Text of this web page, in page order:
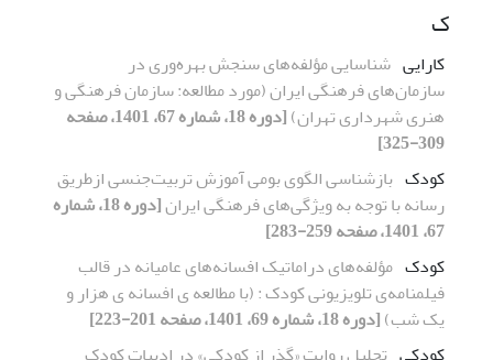
ک
کارایی شناسایی مؤلفه‌های سنجش بهره‌وری در
سازمان‌های فرهنگی ایران (مورد مطالعه: سازمان فرهنگی و
هنری شهرداری تهران)
[دوره 18، شماره 67، 1401، صفحه
309-325]
کودک بازشناسی الگوی بومی آموزش تربیت‌‌جنسی ازطریق
رسانه با توجه به ویژگی‌های فرهنگی ایران
[دوره 18، شماره
67، 1401، صفحه 259-283]
کودک مؤلفه‌های دراماتیک افسانه‌های عامیانه در قالب
فیلمنامه‌ی تلویزیونی کودک : (با مطالعه ی افسانه ی هزار و
یک شب)[دوره 18، شماره 69، 1401، صفحه 201-223]